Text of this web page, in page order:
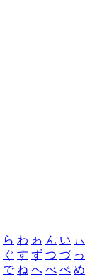
ら わ ゎ ん い ぃ
ぐ す ず つ づ っ
で ね へ べ ぺ め